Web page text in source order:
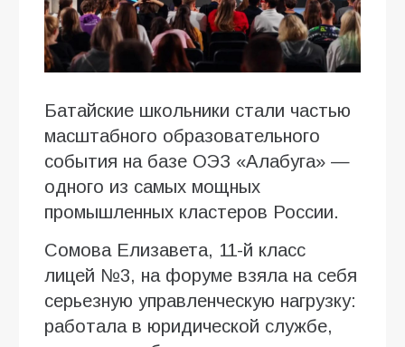
Батайские школьники стали частью
масштабного образовательного
события на базе ОЭЗ «Алабуга» —
одного из самых мощных
промышленных кластеров России.
Сомова Елизавета, 11-й класс
лицей №3, на форуме взяла на себя
серьезную управленческую нагрузку:
работала в юридической службе,